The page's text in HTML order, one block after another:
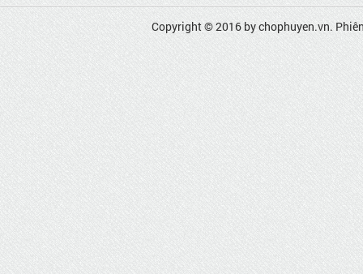
Copyright © 2016 bychophuyen.vn.